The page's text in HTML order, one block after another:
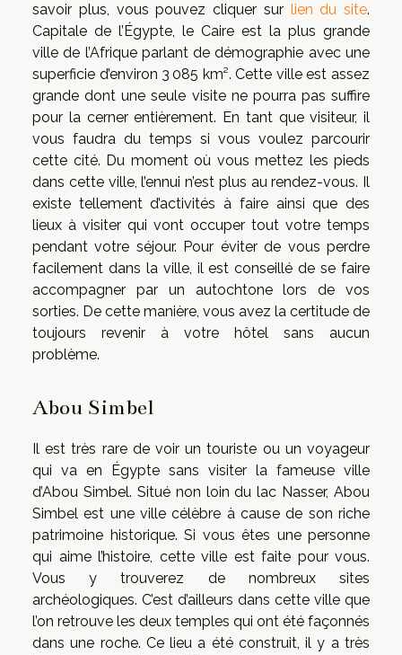
savoir plus, vous pouvez cliquer sur lien du site.
Capitale de l’Égypte, le Caire est la plus grande
ville de l’Afrique parlant de démographie avec une
superficie d’environ 3 085 km². Cette ville est assez
grande dont une seule visite ne pourra pas suffire
pour la cerner entièrement. En tant que visiteur, il
vous faudra du temps si vous voulez parcourir
cette cité. Du moment où vous mettez les pieds
dans cette ville, l’ennui n’est plus au rendez-vous. Il
existe tellement d’activités à faire ainsi que des
lieux à visiter qui vont occuper tout votre temps
pendant votre séjour. Pour éviter de vous perdre
facilement dans la ville, il est conseillé de se faire
accompagner par un autochtone lors de vos
sorties. De cette manière, vous avez la certitude de
toujours revenir à votre hôtel sans aucun
problème.
Abou Simbel
Il est très rare de voir un touriste ou un voyageur
qui va en Égypte sans visiter la fameuse ville
d’Abou Simbel. Situé non loin du lac Nasser, Abou
Simbel est une ville célèbre à cause de son riche
patrimoine historique. Si vous êtes une personne
qui aime l’histoire, cette ville est faite pour vous.
Vous y trouverez de nombreux sites
archéologiques. C’est d’ailleurs dans cette ville que
l’on retrouve les deux temples qui ont été façonnés
dans une roche. Ce lieu a été construit, il y a très